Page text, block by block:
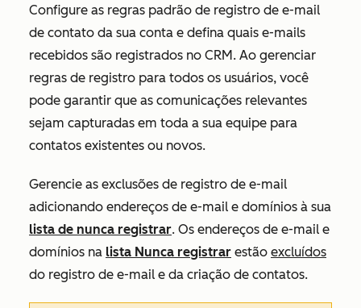
Configure as regras padrão de registro de e-mail
de contato da sua conta e defina quais e-mails
recebidos são registrados no CRM. Ao gerenciar
regras de registro para todos os usuários, você
pode garantir que as comunicações relevantes
sejam capturadas em toda a sua equipe para
contatos existentes ou novos.
Gerencie as exclusões de registro de e-mail
adicionando endereços de e-mail e domínios à sua
lista de nunca registrar. Os endereços de e-mail e
domínios na lista Nunca registrar estão excluídos
do registro de e-mail e da criação de contatos.